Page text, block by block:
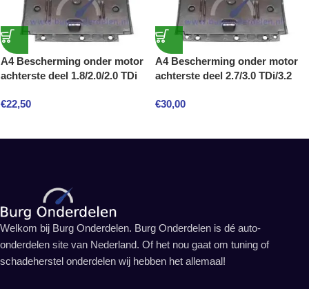
A4 Bescherming onder motor
achterste deel 1.8/2.0/2.0 TDi
€22,50
A4 Bescherming onder motor
achterste deel 2.7/3.0 TDi/3.2
€30,00
Welkom bij Burg Onderdelen. Burg Onderdelen is dé auto-
onderdelen site van Nederland. Of het nou gaat om tuning of
schadeherstel onderdelen wij hebben het allemaal!